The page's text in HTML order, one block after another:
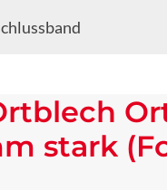
stark